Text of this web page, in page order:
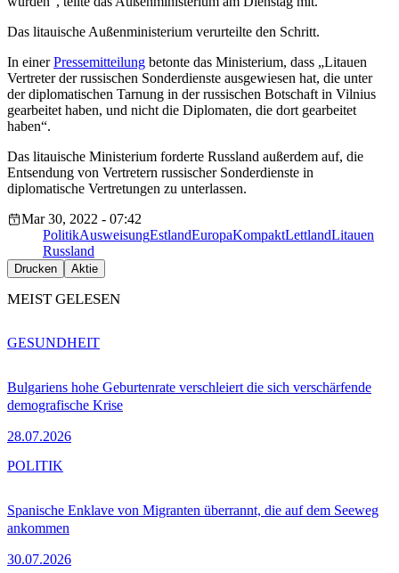
Das litauische Außenministerium verurteilte den Schritt.
In einerPressemitteilung betonte das Ministerium, dass „Litauen
Vertreter der russischen Sonderdienste ausgewiesen hat, die unter
der diplomatischen Tarnung in der russischen Botschaft in Vilnius
gearbeitet haben, und nicht die Diplomaten, die dort gearbeitet
haben“.
Das litauische Ministerium forderte Russland außerdem auf, die
Entsendung von Vertretern russischer Sonderdienste in
diplomatische Vertretungen zu unterlassen.
Mar 30, 2022 - 07:42
PolitikAusweisungEstlandEuropaKompaktLettlandLitauen
Russland
Drucken Aktie
MEIST GELESEN
Bulgariens hohe Geburtenrate verschleiert die sich verschärfende
demografische Krise
28.07.2026
GESUNDHEIT
Spanische Enklave von Migranten überrannt, die auf dem Seeweg
ankommen
30.07.2026
POLITIK